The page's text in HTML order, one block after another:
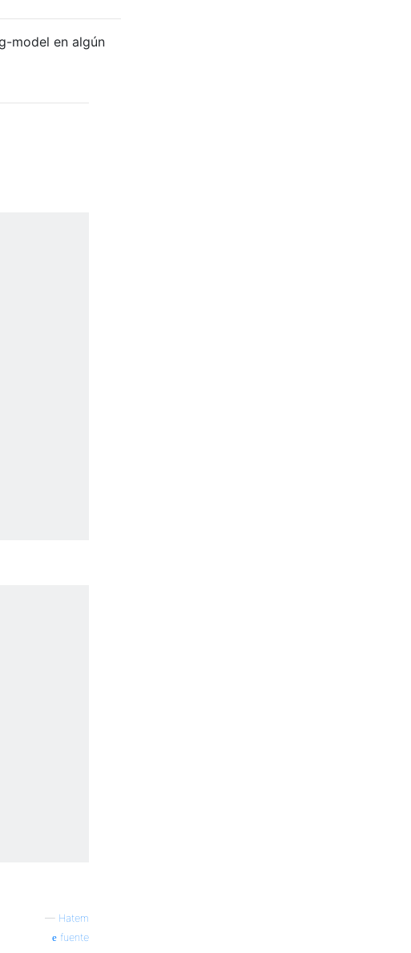
model en algún
— Hatem
fuente